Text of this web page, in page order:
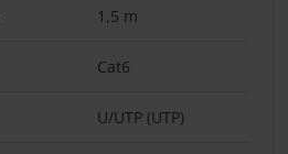
1,5 m
Cat6
U/UTP (UTP)